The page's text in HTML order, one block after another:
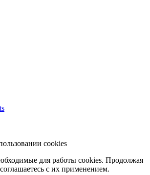
cookies
для работы cookies. Продолжая
с их применением.